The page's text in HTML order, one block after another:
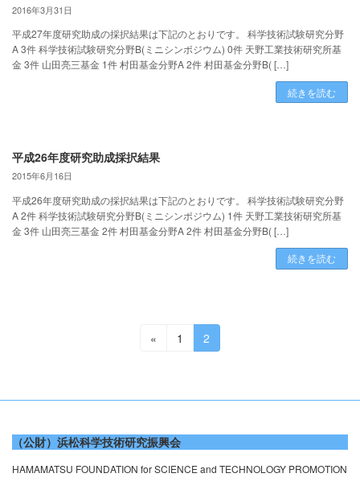
2016年3月31日
平成27年度研究助成の採択結果は下記のとおりです。 科学技術試験研究分野
A 3件 科学技術試験研究分野B(ミニシンポジウム) 0件 天野工業技術研究所基
金 3件 山田亮三基金 1件 村田基金分野A 2件 村田基金分野B( […]
続きを読む
平成26年度研究助成採択結果
2015年6月16日
平成26年度研究助成の採択結果は下記のとおりです。 科学技術試験研究分野
A 2件 科学技術試験研究分野B(ミニシンポジウム) 1件 天野工業技術研究所基
金 3件 山田亮三基金 2件 村田基金分野A 2件 村田基金分野B( […]
続きを読む
ー
ジ
«
固
ジ
1
固
定
ジ
2
（公財）浜松科学技術研究振興会
HAMAMATSU FOUNDATION for SCIENCE and TECHNOLOGY PROMOTION